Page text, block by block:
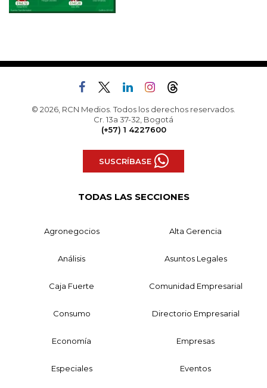
© 2026, RCN Medios. Todos los derechos reservados.
Cr. 13a 37-32, Bogotá
(+57) 1 4227600
SUSCRÍBASE
TODAS LAS SECCIONES
Agronegocios Alta Gerencia
Análisis Asuntos Legales
Caja Fuerte Comunidad Empresarial
Consumo Directorio Empresarial
Economía Empresas
Especiales Eventos